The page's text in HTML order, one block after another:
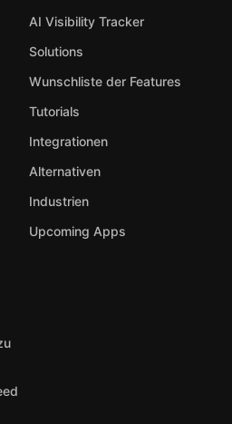
AI Visibility Tracker
Solutions
Wunschliste der Features
Tutorials
Integrationen
Alternativen
Industrien
Upcoming Apps